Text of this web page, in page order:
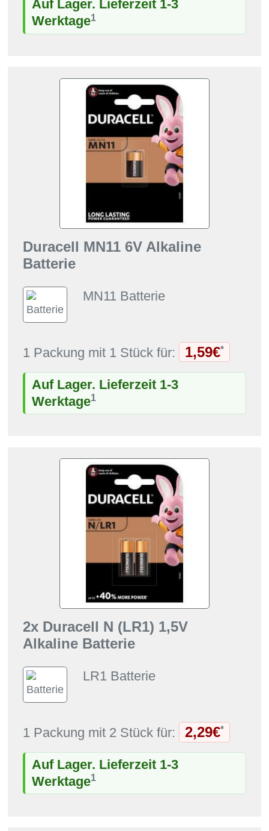
Auf Lager. Lieferzeit 1-3
Werktage1
Duracell MN11 6V Alkaline
Batterie
MN11 Batterie
1 Packung mit 1 Stück für: 1,59€*
Auf Lager. Lieferzeit 1-3
Werktage1
2x Duracell N (LR1) 1,5V
Alkaline Batterie
LR1 Batterie
1 Packung mit 2 Stück für: 2,29€*
Auf Lager. Lieferzeit 1-3
Werktage1